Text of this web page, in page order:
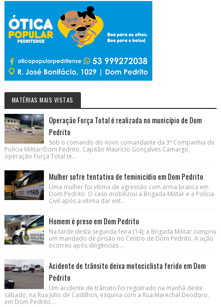
MATÉRIAS MAIS VISTAS
Operação Força Total é realizada no município de Dom
Pedrito
Sob o comando do novo comandante da 3ª Companhia de
Polícia Militar/Dom Pedrito, Capitão Maurício Gonçalves Camargo,
operação Força Total te...
Mulher sofre tentativa de feminicídio em Dom Pedrito
Uma mulher foi vítima de agressão com arma branca em
Dom Pedrito. O caso mobilizou a Brigada Militar e a Polícia
Civil após a vítima dar ent...
Homem é preso em Dom Pedrito
Na tarde desta segunda-feira (14), a Brigada Militar cumpriu
um mandado de prisão no Centro de Dom Pedrito. A ação
ocorreu após diligências ...
Acidente de trânsito deixa motociclista ferido em Dom
Pedrito
Um acidente de trânsito foi registrado na manhã deste
sábado, na Rua Júlio de Castilhos, esquina com a Rua Marechal Deodoro,
em Dom Pedrito....